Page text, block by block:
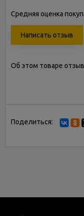
Средняя оценка
Написать отзыв
Об этом товаре
Поделиться: